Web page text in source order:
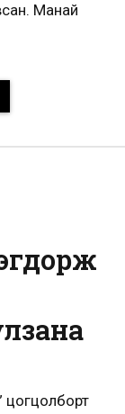
Манай
цогцолборт